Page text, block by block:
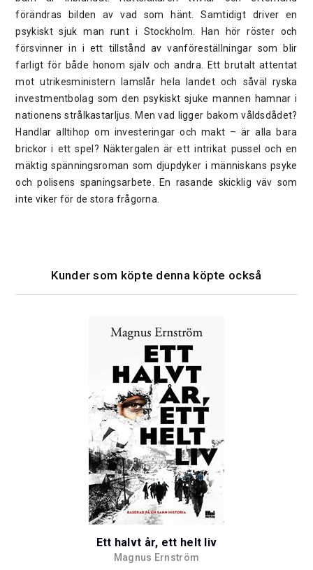
förändras bilden av vad som hänt. Samtidigt driver en
psykiskt sjuk man runt i Stockholm. Han hör röster och
försvinner in i ett tillstånd av vanföreställningar som blir
farligt för både honom själv och andra. Ett brutalt attentat
mot utrikesministern lamslår hela landet och såväl ryska
investmentbolag som den psykiskt sjuke mannen hamnar i
nationens strålkastarljus. Men vad ligger bakom våldsdådet?
Handlar alltihop om investeringar och makt – är alla bara
brickor i ett spel? Näktergalen är ett intrikat pussel och en
mäktig spänningsroman som djupdyker i människans psyke
och polisens spaningsarbete. En rasande skicklig väv som
inte viker för de stora frågorna.
Kunder som köpte denna köpte också
Ett halvt år, ett helt liv
Magnus Ernström